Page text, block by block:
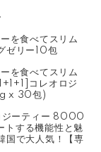
を食べてスリム
ゼリー10包
を食べてスリム
コレオロジ
x 30包)
ジーティー 8000
トする機能性と魅
国で大人気！【専